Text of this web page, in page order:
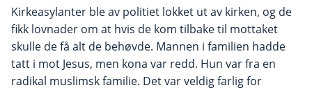
Kirkeasylanter ble av politiet lokket ut av kirken, og de
fikk lovnader om at hvis de kom tilbake til mottaket
skulle de få alt de behøvde. Mannen i familien hadde
tatt i mot Jesus, men kona var redd. Hun var fra en
radikal muslimsk familie. Det var veldig farlig for